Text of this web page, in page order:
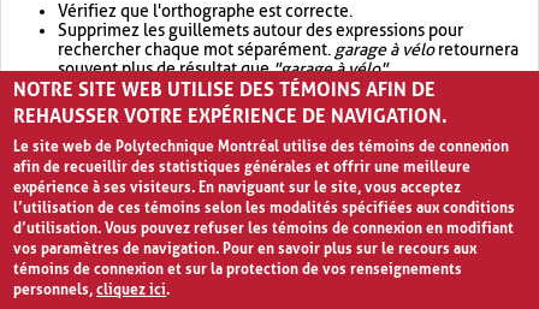
Vérifiez que l'orthographe est correcte.
Supprimez les guillemets autour des expressions pour
rechercher chaque mot séparément. garage à véloretournera
souvent plus de résultat que"garage à vélo".
Envisagez d'élargir votre recherche avec OR.garage OR vélo
retournera souvent plus de résultat quegarage à vélo
NOTRE SITE WEB UTILISE DES TÉMOINS AFIN DE
REHAUSSER VOTRE EXPÉRIENCE DE NAVIGATION.
Le site web de Polytechnique Montréal utilise des témoins de connexion
afin de recueillir des statistiques générales et offrir une meilleure
expérience à ses visiteurs. En naviguant sur le site, vous acceptez
l’utilisation de ces témoins selon les modalités spécifiées aux conditions
d’utilisation. Vous pouvez refuser les témoins de connexion en modifiant
vos paramètres de navigation. Pour en savoir plus sur le recours aux
témoins de connexion et sur la protection de vos renseignements
personnels,cliquez ici.